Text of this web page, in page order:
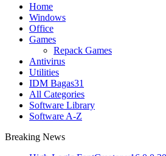
Home
Windows
Office
Games
Repack Games
Antivirus
Utilities
IDM Bagas31
All Categories
Software Library
Software A-Z
Breaking News